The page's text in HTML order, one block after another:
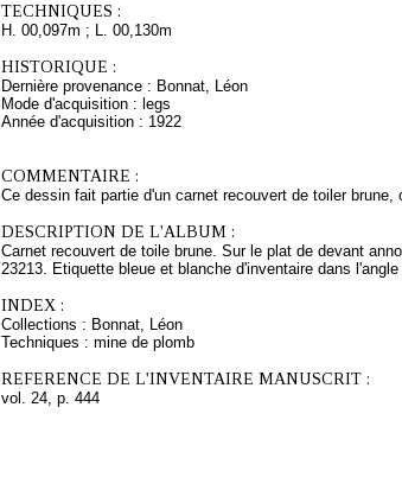
TECHNIQUES :
H. 00,097m ; L. 00,130m
HISTORIQUE :
Dernière provenance : Bonnat, Léon
Mode d'acquisition : legs
Année d'acquisition : 1922
COMMENTAIRE :
Ce dessin fait partie d'un carnet recouvert de toiler
DESCRIPTION DE L'ALBUM :
Carnet recouvert de toile brune. Sur le plat de devant
23213. Etiquette bleue et blanche d'inventaire dans
INDEX :
Collections : Bonnat, Léon
Techniques : mine de plomb
REFERENCE DE L'INVENTAIRE MANUSCRIT :
vol. 24, p. 444